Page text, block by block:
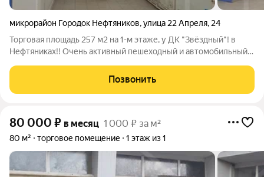
микрорайон Городок Нефтяников,улица 22 Апреля, 24
Торговая площадь 257 м2 на 1-м этаже, у ДК "Звёздный"! в
Нефтяниках!! Очень активный пешеходный и автомобильный
район города. Помещение светлое просторное с
качественным ремонтом. 2 отдельных
Позвонить
80 000 ₽ в месяц 1 000 ₽ за м²
80 м² торговое помещение 1 этаж из 1